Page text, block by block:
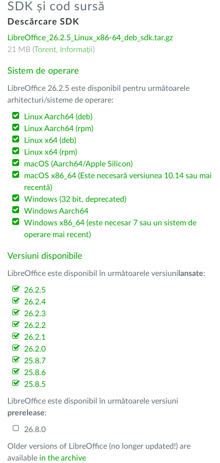
SDK și cod sursă
Descărcare SDK
LibreOffice_26.2.5_Linux_x86-64_deb_sdk.tar.gz
21 MB (Torent, Informații)
Sistem de operare
LibreOffice 26.2.5 este disponibil pentru următoarele
arhitecturi/sisteme de operare:
Linux Aarch64 (deb)
Linux Aarch64 (rpm)
Linux x64 (deb)
Linux x64 (rpm)
macOS (Aarch64/Apple Silicon)
macOS x86_64 (Este necesară versiunea 10.14 sau mai
recentă)
Windows (32 bit, deprecated)
Windows Aarch64
Windows x86_64 (este necesar 7 sau un sistem de
operare mai recent)
Versiuni disponibile
LibreOffice este disponibil în următoarele versiuni lansate:
26.2.5
26.2.4
26.2.3
26.2.2
26.2.1
26.2.0
25.8.7
25.8.6
25.8.5
LibreOffice este disponibil în următoarele versiuni
prerelease:
26.8.0
Older versions of LibreOffice (no longer updated!) are
available in the archive